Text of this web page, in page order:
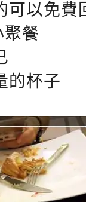
可以免費
餐
的杯子